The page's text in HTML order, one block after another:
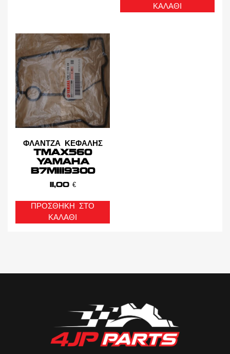
ΚΑΛΆΘΙ
ΦΛΑΝΤΖΑ ΚΕΦΑΛΗΣ
TMAX560
YAMAHA
B7M1119300
11,00 €
ΠΡΟΣΘΉΚΗ ΣΤΟ
ΚΑΛΆΘΙ